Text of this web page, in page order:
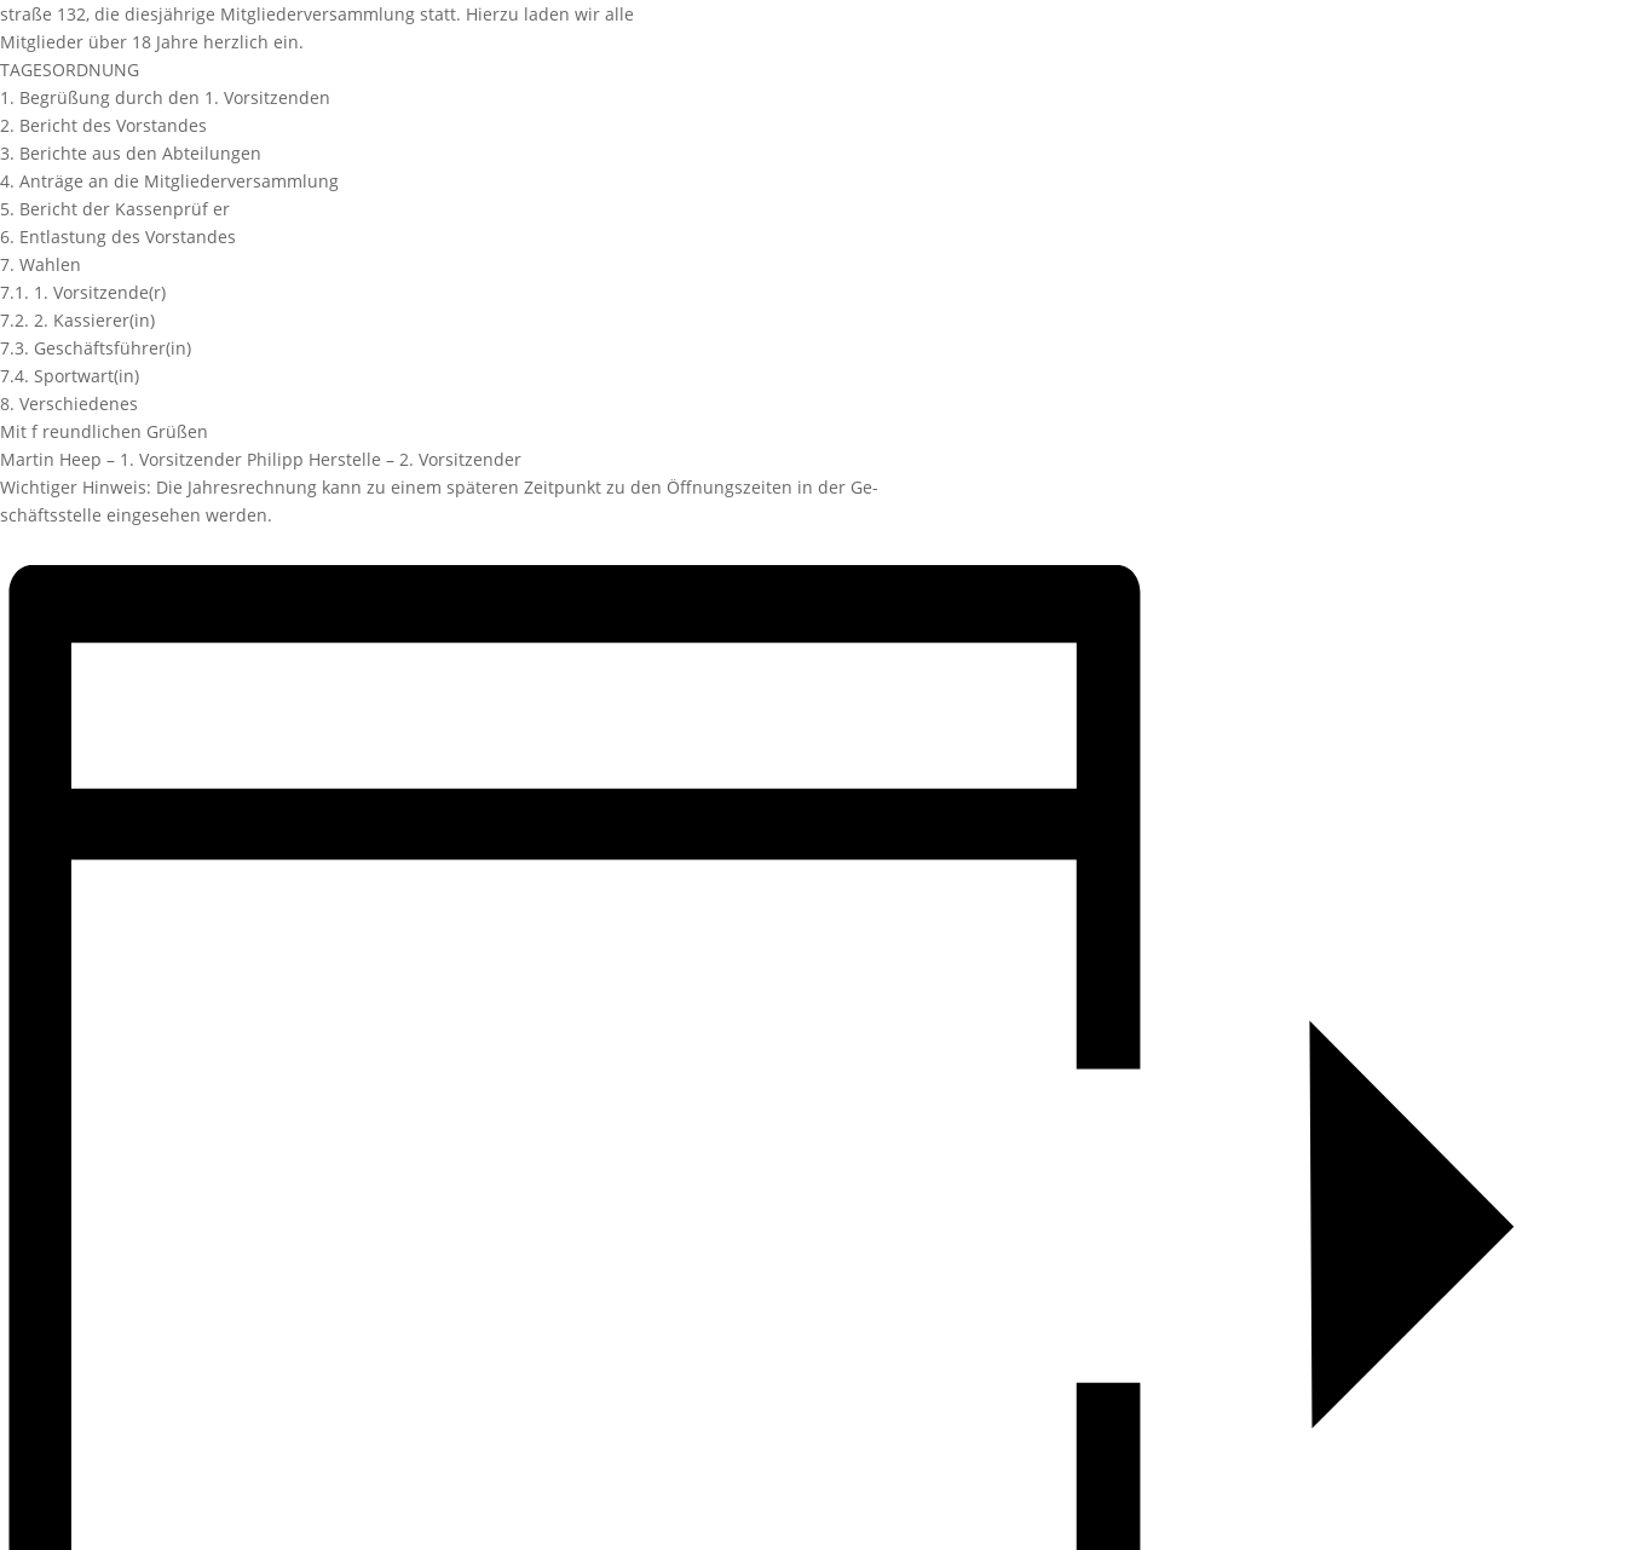
straße 132, die diesjährige Mitgliederversammlung statt. Hierzu laden wir alle
Mitglieder über 18 Jahre herzlich ein.
TAGESORDNUNG
1. Begrüßung durch den 1. Vorsitzenden
2. Bericht des Vorstandes
3. Berichte aus den Abteilungen
4. Anträge an die Mitgliederversammlung
5. Bericht der Kassenprüf er
6. Entlastung des Vorstandes
7. Wahlen
7.1. 1. Vorsitzende(r)
7.2. 2. Kassierer(in)
7.3. Geschäftsführer(in)
7.4. Sportwart(in)
8. Verschiedenes
Mit f reundlichen Grüßen
Martin Heep – 1. Vorsitzender Philipp Herstelle – 2. Vorsitzender
Wichtiger Hinweis: Die Jahresrechnung kann zu einem späteren Zeitpunkt zu den Öffnungszeiten in der Ge-
schäftsstelle eingesehen werden.